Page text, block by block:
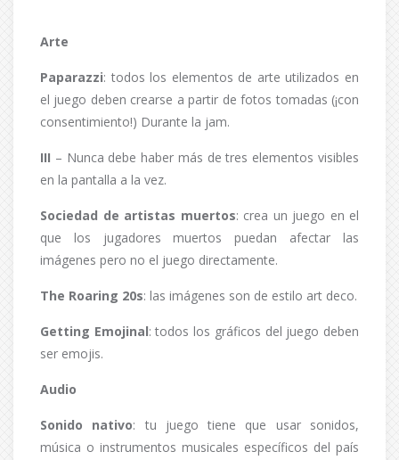
Arte
Paparazzi: todos los elementos de arte utilizados en
el juego deben crearse a partir de fotos tomadas (¡con
consentimiento!) Durante la jam.
III – Nunca debe haber más de tres elementos visibles
en la pantalla a la vez.
Sociedad de artistas muertos: crea un juego en el
que los jugadores muertos puedan afectar las
imágenes pero no el juego directamente.
The Roaring 20s: las imágenes son de estilo art deco.
Getting Emojinal: todos los gráficos del juego deben
ser emojis.
Audio
Sonido nativo: tu juego tiene que usar sonidos,
música o instrumentos musicales específicos del país